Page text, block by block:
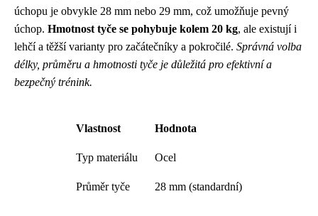
úchopu je obvykle 28 mm nebo 29 mm, což umožňuje pevný
úchop. Hmotnost tyče se pohybuje kolem 20 kg, ale existují i
lehčí a těžší varianty pro začátečníky a pokročilé. Správná volba
délky, průměru a hmotnosti tyče je důležitá pro efektivní a
bezpečný trénink.
Vlastnost Hodnota
Typ materiálu Ocel
Průměr tyče 28 mm (standardní)